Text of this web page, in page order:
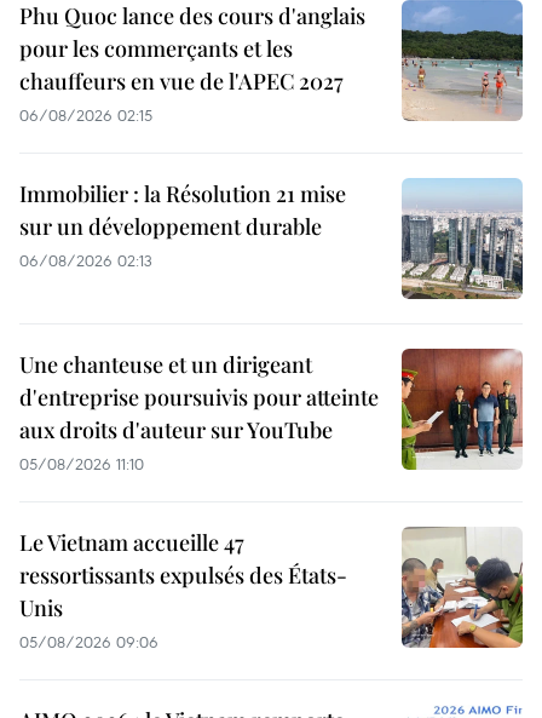
Phu Quoc lance des cours d'anglais
pour les commerçants et les
chauffeurs en vue de l'APEC 2027
06/08/2026 02:15
Immobilier : la Résolution 21 mise
sur un développement durable
06/08/2026 02:13
Une chanteuse et un dirigeant
d'entreprise poursuivis pour atteinte
aux droits d'auteur sur YouTube
05/08/2026 11:10
Le Vietnam accueille 47
ressortissants expulsés des États-
Unis
05/08/2026 09:06